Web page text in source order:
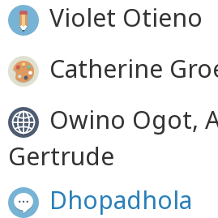
Violet Otieno
Catherine
Owino Ogot,
Gertrude
Dhopadhola